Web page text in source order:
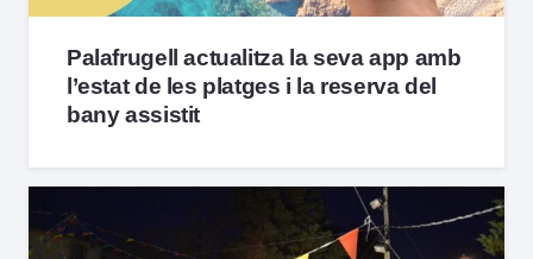
Palafrugell actualitza la seva app amb
l’estat de les platges i la reserva del
bany assistit